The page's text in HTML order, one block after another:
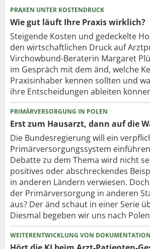
PRAXEN UNTER KOSTENDRUCK
Wie gut läuft Ihre Praxis wirklich?
Steigende Kosten und gedeckelte
den wirtschaftlichen Druck auf
Virchowbund-Beraterin Margaret
im Gespräch mit dem änd, welche
Praxisinhaber kennen sollten und
ihre Entscheidungen ableiten
PRIMÄRVERSORGUNG IN POLEN
Erst zum Hausarzt, dann auf die
Die Bundesregierung will ein
Primärversorgungssystem
Debatte zu dem Thema wird nicht
positives oder abschreckendes
in anderen Ländern verwiesen.
der Primärversorgung in anderen
aus? Der änd schaut in einer Serie
Diesmal begeben wir uns nach
WEITERENTWICKLUNG VON